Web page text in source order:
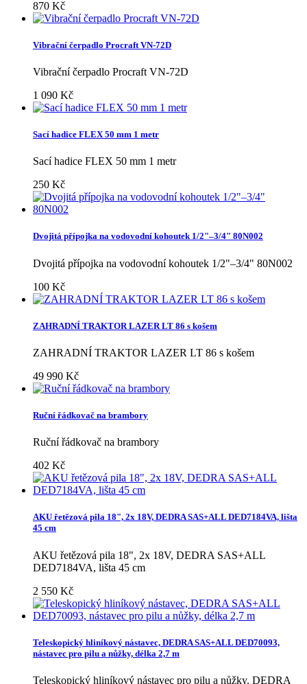
870 Kč
Vibrační čerpadlo Procraft VN-72D
Vibrační čerpadlo Procraft VN-72D
1 090 Kč
Sací hadice FLEX 50 mm 1 metr
Sací hadice FLEX 50 mm 1 metr
250 Kč
Dvojitá přípojka na vodovodní kohoutek 1/2"–3/4" 80N002
Dvojitá přípojka na vodovodní kohoutek 1/2"–3/4" 80N002
100 Kč
ZAHRADNÍ TRAKTOR LAZER LT 86 s košem
ZAHRADNÍ TRAKTOR LAZER LT 86 s košem
49 990 Kč
Ruční řádkovač na brambory
Ruční řádkovač na brambory
402 Kč
AKU řetězová pila 18", 2x 18V, DEDRA SAS+ALL DED7184VA, lišta
45 cm
AKU řetězová pila 18", 2x 18V, DEDRA SAS+ALL
DED7184VA, lišta 45 cm
2 550 Kč
Teleskopický hliníkový nástavec, DEDRA SAS+ALL DED70093,
nástavec pro pilu a nůžky, délka 2,7 m
Teleskopický hliníkový nástavec pro pilu a nůžky. DEDRA